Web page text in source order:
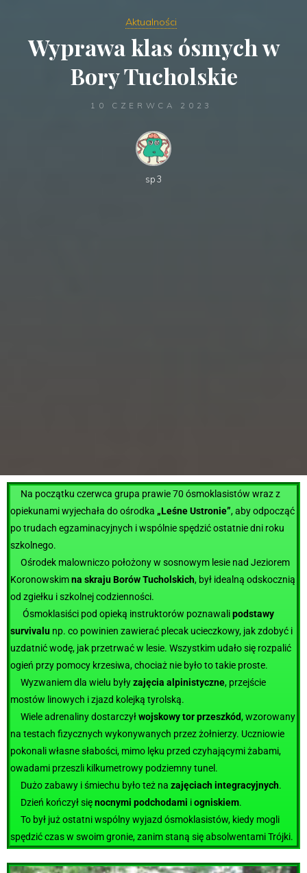
Aktualności
Wyprawa klas ósmych w
Bory Tucholskie
10 CZERWCA 2023
sp3
Na początku czerwca grupa prawie 70 ósmoklasistów wraz z
opiekunami wyjechała do ośrodka „Leśne Ustronie”, aby odpocząć
po trudach egzaminacyjnych i wspólnie spędzić ostatnie dni roku
szkolnego.
Ośrodek malowniczo położony w sosnowym lesie nad Jeziorem
Koronowskimna skraju Borów Tucholskich, był idealną odskocznią
od zgiełku i szkolnej codzienności.
Ósmoklasiści pod opieką instruktorów poznawalipodstawy
survivalu np. co powinien zawierać plecak ucieczkowy, jak zdobyć i
uzdatnić wodę, jak przetrwać w lesie. Wszystkim udało się rozpalić
ogień przy pomocy krzesiwa, chociaż nie było to takie proste.
Wyzwaniem dla wielu byłyzajęcia alpinistyczne, przejście
mostów linowych i zjazd kolejką tyrolską.
Wiele adrenaliny dostarczyłwojskowy tor przeszkód, wzorowany
na testach fizycznych wykonywanych przez żołnierzy. Uczniowie
pokonali własne słabości, mimo lęku przed czyhającymi żabami,
owadami przeszli kilkumetrowy podziemny tunel.
Dużo zabawy i śmiechu było też na zajęciach integracyjnych.
Dzień kończył sięnocnymi podchodami iogniskiem.
To był już ostatni wspólny wyjazd ósmoklasistów, kiedy mogli
spędzić czas w swoim gronie, zanim staną się absolwentami Trójki.